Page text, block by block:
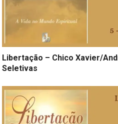
Libertação – Chico Xavier/
Seletivas